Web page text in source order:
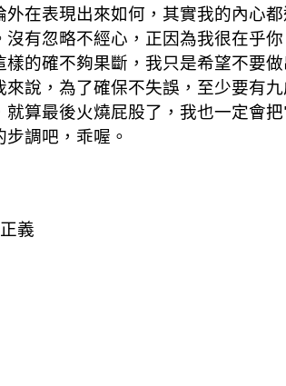
在表現出來如何，其實我的內心
有忽略不經心，正因為我很在乎
的確不夠果斷，我只是希望不要
說，為了確保不失誤，至少要有
算最後火燒屁股了，我也一定會
調吧，乖喔。
義